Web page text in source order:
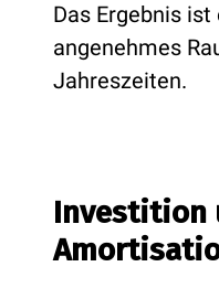
Das Ergebnis
angenehmes
Jahreszeiten.
Investition